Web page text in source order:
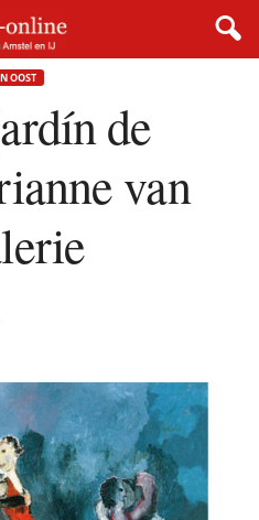
de ilusión’. Marianne van Berlo bij Galerie
OOST
de
van